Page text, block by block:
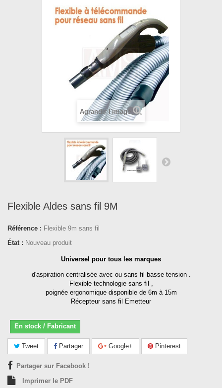
Agrandir l'image
Flexible Aldes sans fil 9M
Référence : Flexible 9m sans fil
État : Nouveau produit
Universel pour tous les marques
d'aspiration centralisée avec ou sans fil basse tension .
Flexible technologie sans fil ,
poignée ergonomique disponible de 6m à 15m
Récepteur sans fil Emetteur
En stock / Fabricant
Tweet Partager Google+ Pinterest
Partager sur Facebook !
Imprimer le PDF